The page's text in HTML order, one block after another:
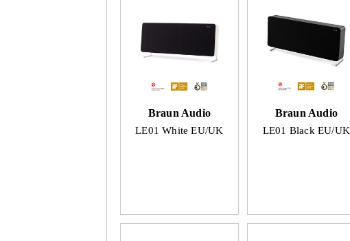
Braun Audio
LE01 White EU/UK
Braun Audio
LE01 Black EU/UK